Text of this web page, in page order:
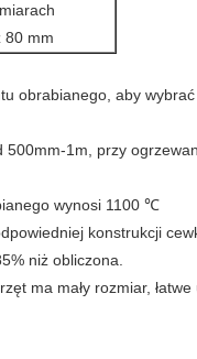
80 mm
obrabianego, aby
500mm-1m, przy
wynosi 1100 ℃
konstrukcji
niż obliczona.
ma mały rozmiar,